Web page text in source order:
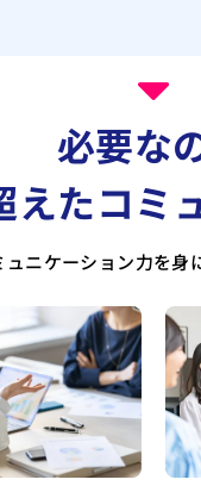
必要な
えたコ
ニケーション力を